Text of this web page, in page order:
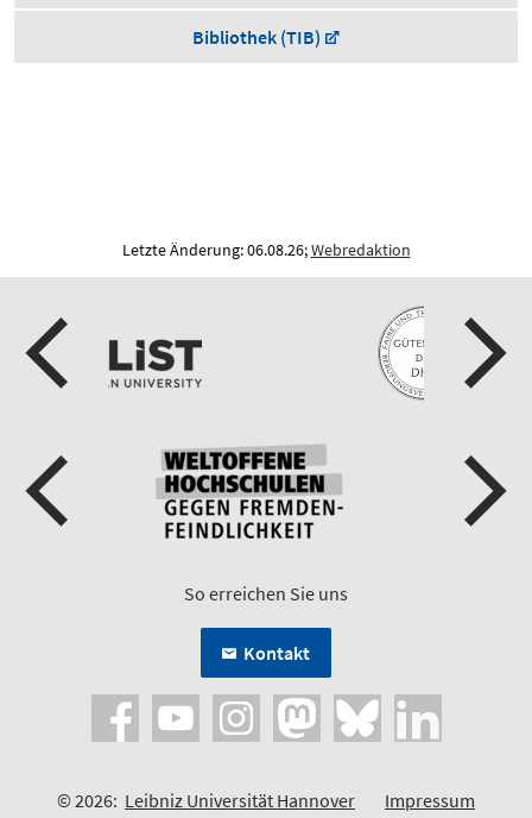
Bibliothek (TIB)
Letzte Änderung: 06.08.26;Webredaktion
So erreichen Sie uns
Kontakt
© 2026: Leibniz Universität Hannover Impressum